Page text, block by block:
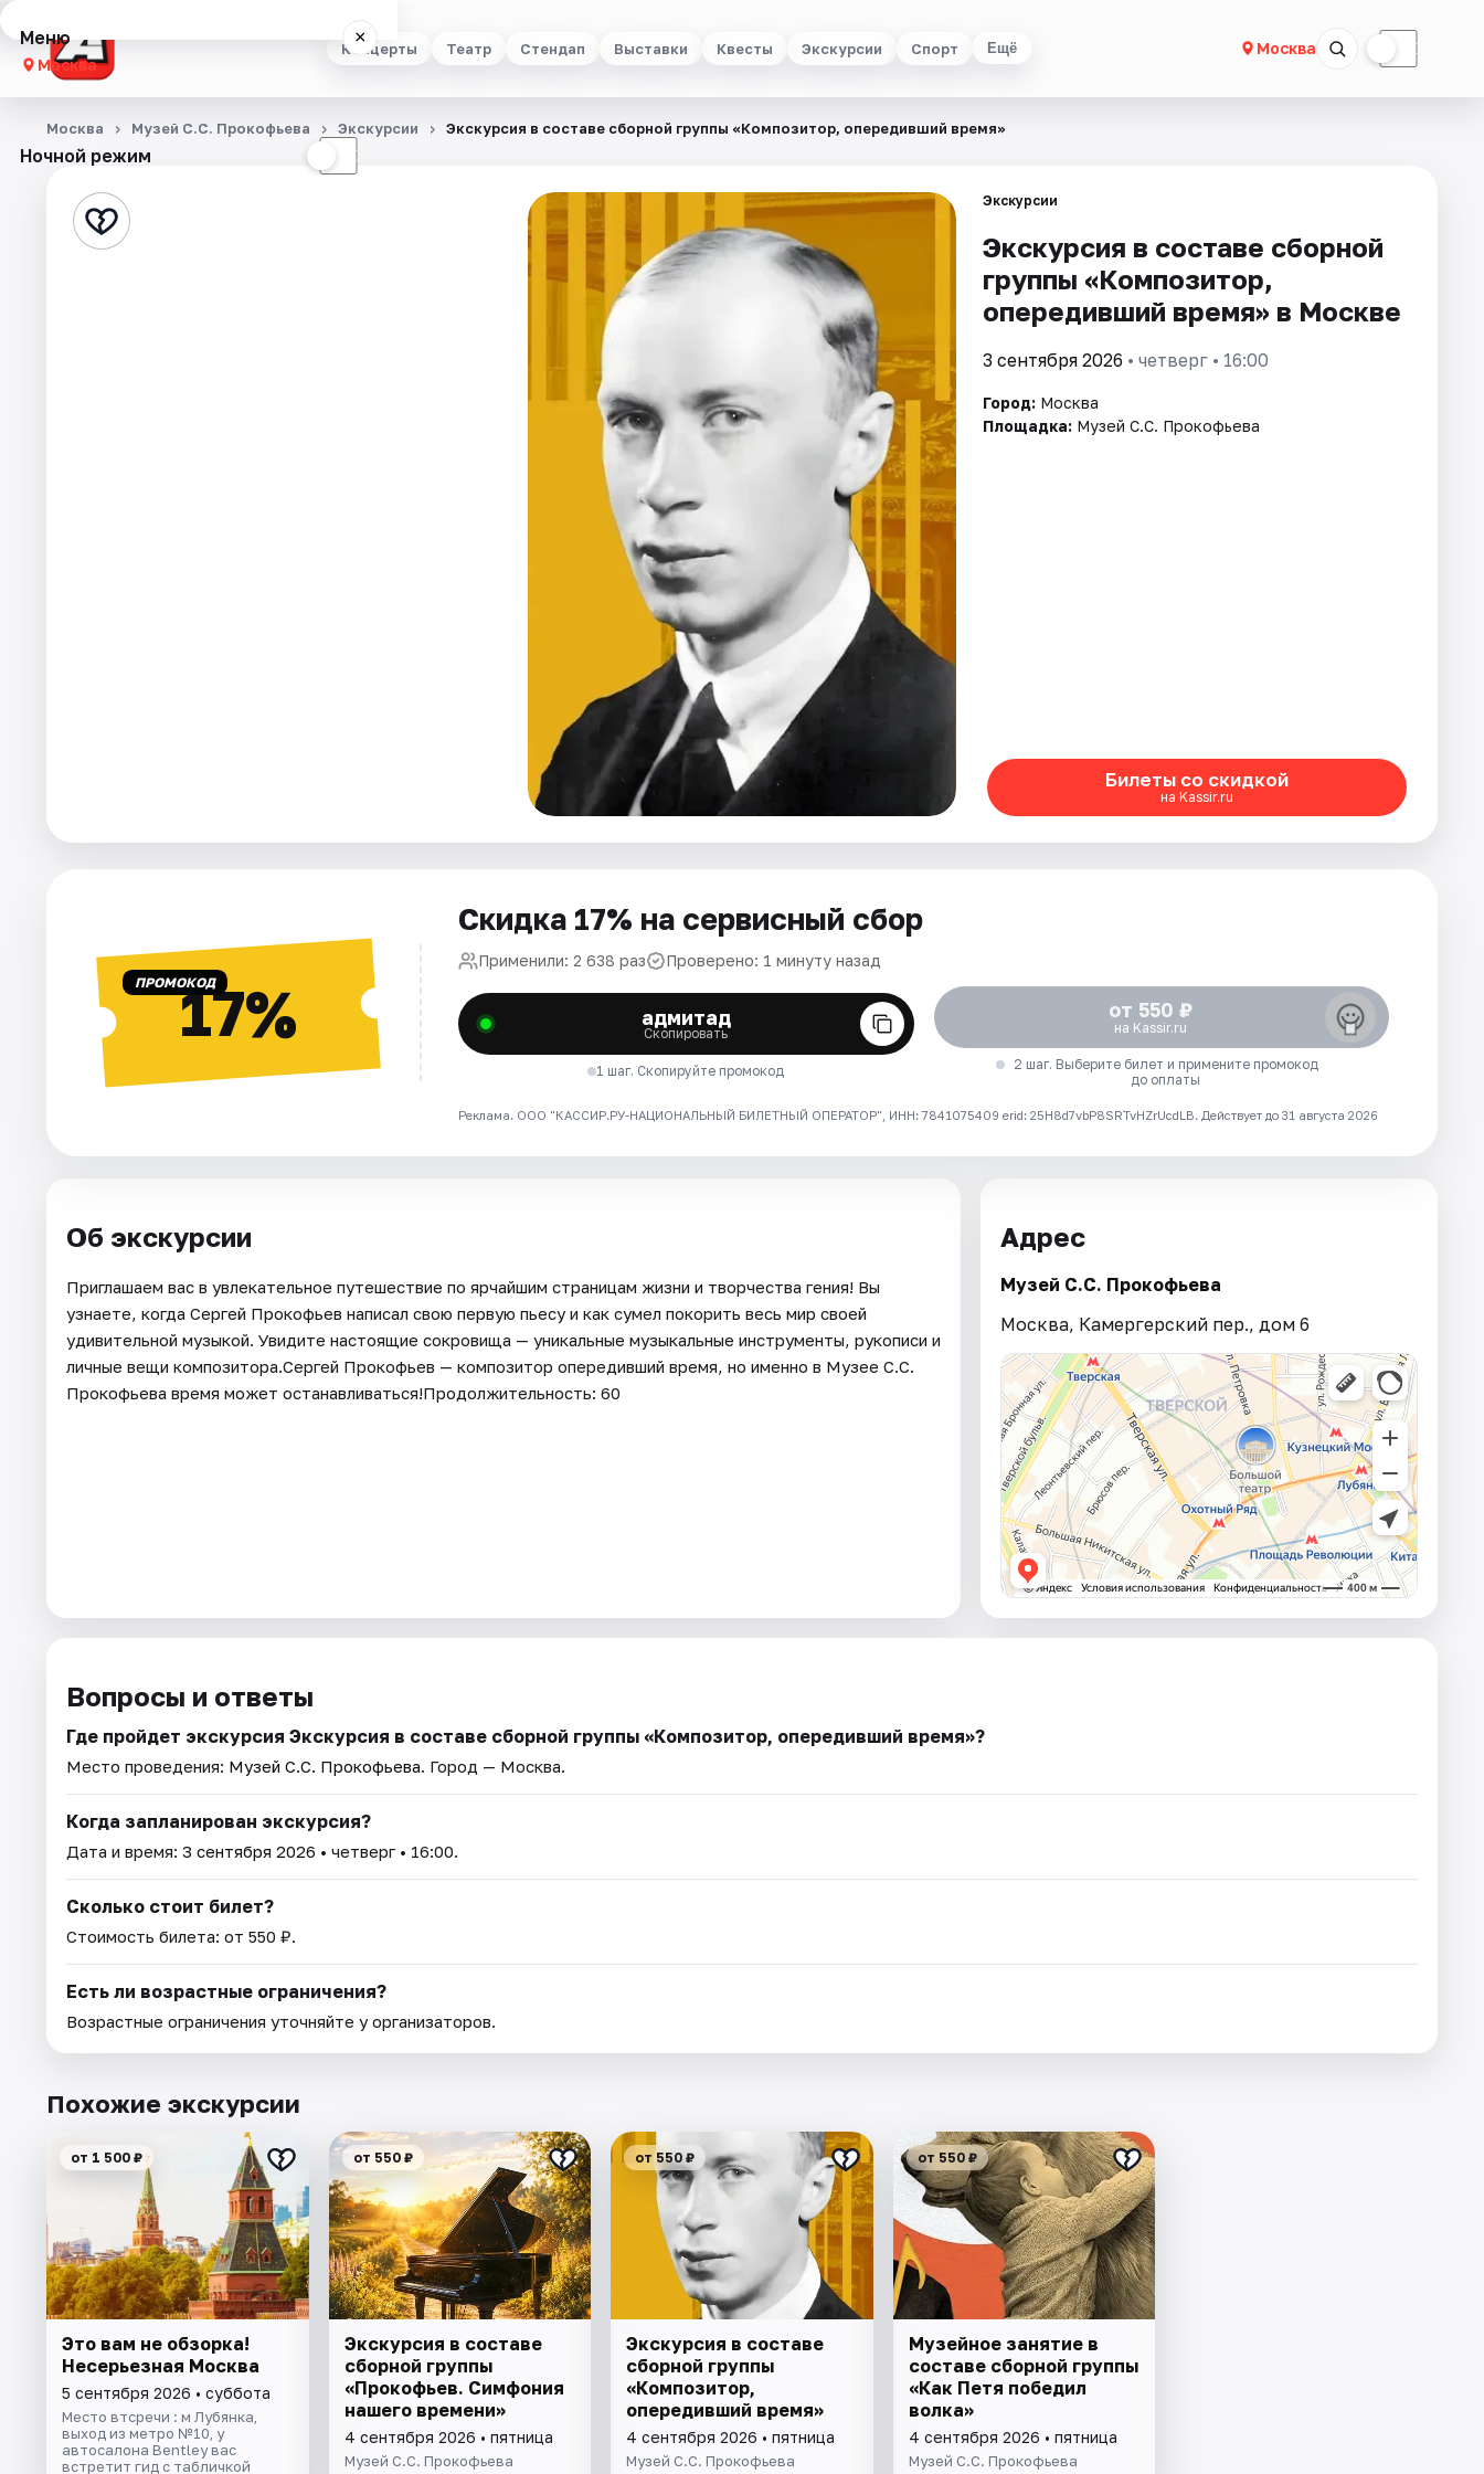
Концерты Театр Стендап Выставки Квесты Экскурсии Спорт Ещё Москва ☾
Меню ×
Москва
Концерты
Стендап
Ночной режим ☾
Москва Музей С.С. Прокофьева Экскурсии Экскурсия в составе сборной группы «Композитор, опередивший время»
Экскурсии
Экскурсия в составе сборной
группы «Композитор,
опередивший время» в Москве
3 сентября 2026 • четверг • 16:00
Город: Москва
Площадка: Музей С.С. Прокофьева
Билеты со скидкой
на Kassir.ru
ПРОМОКОД17%
Скидка 17% на сервисный сбор
Применили: 2 638 раз Проверено: 1 минуту назад
адмитад
Скопировать
1 шаг. Скопируйте промокод
от 550 ₽
на Kassir.ru
2 шаг. Выберите билет и примените промокод
до оплаты
Реклама. ООО "КАССИР.РУ-НАЦИОНАЛЬНЫЙ БИЛЕТНЫЙ ОПЕРАТОР", ИНН: 7841075409 erid: 25H8d7vbP8SRTvHZrUcdLB. Действует до 31 августа 2026
Об экскурсии
Приглашаем вас в увлекательное путешествие по ярчайшим страницам жизни и творчества гения! Вы
узнаете, когда Сергей Прокофьев написал свою первую пьесу и как сумел покорить весь мир своей
удивительной музыкой. Увидите настоящие сокровища — уникальные музыкальные инструменты, рукописи и
личные вещи композитора.Сергей Прокофьев — композитор опередивший время, но именно в Музее С.С.
Прокофьева время может останавливаться!Продолжительность: 60
Адрес
Музей С.С. Прокофьева
Москва, Камергерский пер., дом 6
Вопросы и ответы
Где пройдет экскурсия Экскурсия в составе сборной группы «Композитор, опередивший время»?
Место проведения: Музей С.С. Прокофьева. Город — Москва.
Когда запланирован экскурсия?
Дата и время: 3 сентября 2026 • четверг • 16:00.
Сколько стоит билет?
Стоимость билета: от 550 ₽.
Есть ли возрастные ограничения?
Возрастные ограничения уточняйте у организаторов.
Похожие экскурсии
от 1 500 ₽
Это вам не обзорка!
Несерьезная Москва
5 сентября 2026 • суббота
Место втсречи : м Лубянка,
выход из метро №10, у
автосалона Bentley вас
встретит гид с табличкой
от 550 ₽
Экскурсия в составе
сборной группы
«Прокофьев. Симфония
нашего времени»
4 сентября 2026 • пятница
Музей С.С. Прокофьева
от 550 ₽
Экскурсия в составе
сборной группы
«Композитор,
опередивший время»
4 сентября 2026 • пятница
Музей С.С. Прокофьева
от 550 ₽
Музейное занятие в
составе сборной группы
«Как Петя победил
волкa»
4 сентября 2026 • пятница
Музей С.С. Прокофьева